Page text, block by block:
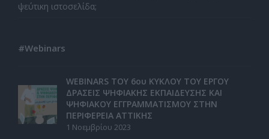
ψεύτικη ιστοσελίδα;
#Webinars
WEBINARS ΤΟΥ 6ου ΚΥΚΛΟΥ ΤΟΥ ΕΡΓΟΥ
ΔΡΑΣΕΙΣ ΨΗΦΙΑΚΗΣ ΕΚΠΑΙΔΕΥΣΗΣ ΚΑΙ
ΨΗΦΙΑΚΟΥ ΕΓΓΡΑΜΜΑΤΙΣΜΟΥ ΣΤΗΝ
ΠΕΡΙΦΕΡΕΙΑ ΑΤΤΙΚΗΣ
1 Νοεμβρίου 2023